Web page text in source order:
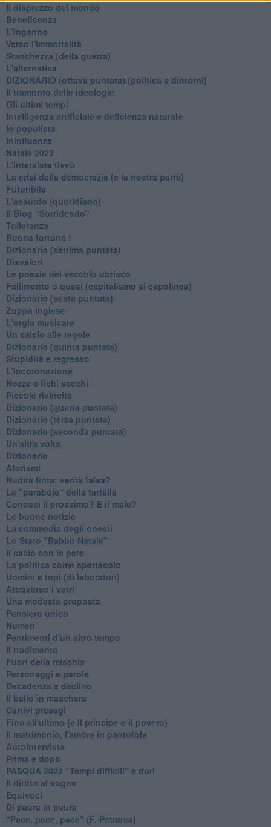
Il disprezzo del mondo
Beneficenza
L'inganno
Verso l'immortalità
Stanchezza (della guerra)
L'alternativa
​DIZIONARIO (ottava puntata) (politica e dintorni)
Il tramonto delle ideologie
Gli ultimi tempi
Intelligenza artificiale e deficienza naturale
Io populista
Ininfluenza
Natale 2023
L'intervista tivvù
La crisi della democrazia (e la nostra parte)
Futuribile
L'assurdo (quotidiano)
Il Blog "Sorridendo"
Tolleranza
Buona fortuna !
​Dizionario (settima puntata)
Disvalori
Le poesie del vecchio ubriaco
Fallimento o quasi (capitalismo al capolinea)
Dizionario (sesta puntata)
Zuppa inglese
L'orgia musicale
Un calcio alle regole
Dizionario (quinta puntata)
Stupidità e regresso
L'incoronazione
Nozze e fichi secchi
Piccole rivincite
​Dizionario (quarta puntata)
​Dizionario (terza puntata)
​Dizionario (seconda puntata)
Un'altra volta
Dizionario
Aforismi
Nudità finta: verità falsa?
La "parabola" della farfalla
Conosci il prossimo? E il male?
Le buone notizie
La commedia degli onesti
Lo Stato "Babbo Natale"
Il cacio con le pere
La politica come spettacolo
Uomini e topi (di laboratori)
Attraverso i vetri
Una modesta proposta
Pensiero unico
Numeri
Pentimenti d'un altro tempo
Il tradimento
Fuori della mischia
Personaggi e parole
Decadenza e declino
Il ballo in maschera
Cattivi presagi
Fino all'ultimo (e Il principe e il povero)
Il matrimonio, l'amore in pantofole
Autointervista
Prima e dopo
​PASQUA 2022 “Tempi difficili” e duri
Il diritto al sogno
Equivoci
Di paura in paura
​“Pace, pace, pace” (F. Petrarca)